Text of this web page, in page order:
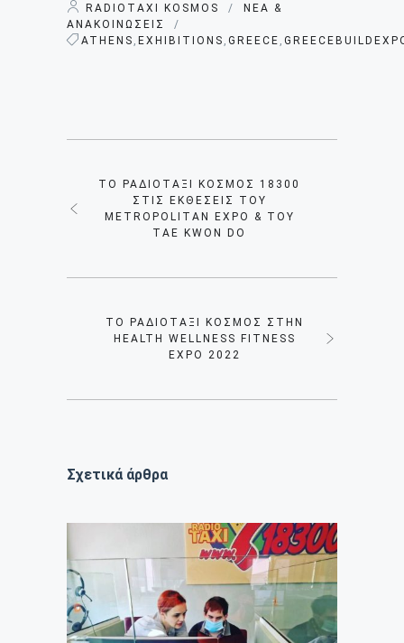
RADIOTAXI KOSMOS / ΝΈΑ &
ΑΝΑΚΟΙΝΏΣΕΙΣ
/
ATHENS EXHIBITIONS GREECE
TO ΡΑΔΙΟΤΑΞΊ ΚΌΣΜΟΣ 18300
ΣΤΙΣ ΕΚΘΈΣΕΙΣ ΤΟΥ
METROPOLITAN EXPO & ΤΟΥ
TAE KWON DO
ΤΟ ΡΑΔΙΟΤΑΞΙ ΚΌΣΜΟΣ ΣΤΗΝ
HEALTH WELLNESS FITNESS
EXPO 2022
Σχετικά άρθρα